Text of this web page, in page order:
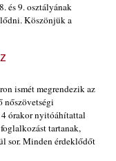
és 9. osztályának
Köszönjük a
ismét megrendezik az
nőszövetségi
órakor nyitóáhítattal
tartanak,
sor. Minden érdeklődőt